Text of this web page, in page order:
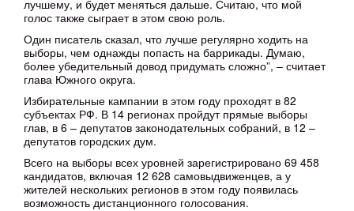
лучшему, и будет меняться дальше. Считаю, что мой
голос также сыграет в этом свою роль.
Один писатель сказал, что лучше регулярно ходить на
выборы, чем однажды попасть на баррикады. Думаю,
более убедительный довод придумать сложно”, – считает
глава Южного округа.
Избирательные кампании в этом году проходят в 82
субъектах РФ. В 14 регионах пройдут прямые выборы
глав, в 6 – депутатов законодательных собраний, в 12 –
депутатов городских дум.
Всего на выборы всех уровней зарегистрировано 69 458
кандидатов, включая 12 628 самовыдвиженцев, а у
жителей нескольких регионов в этом году появилась
возможность дистанционного голосования.